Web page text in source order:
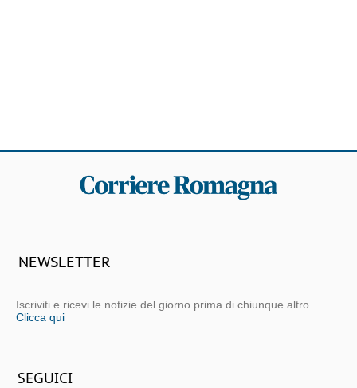
NEWSLETTER
Iscriviti e ricevi le notizie del giorno prima di chiunque altro
Clicca qui
SEGUICI